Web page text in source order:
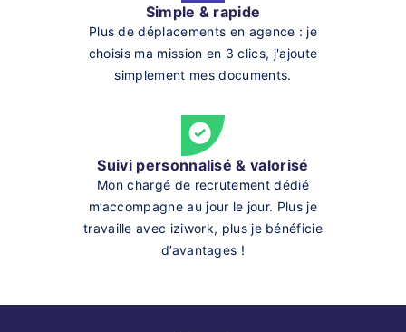
Simple & rapide
Plus de déplacements en agence : je
choisis ma mission en 3 clics, j'ajoute
simplement mes documents.
Suivi personnalisé & valorisé
Mon chargé de recrutement dédié
m’accompagne au jour le jour. Plus je
travaille avec iziwork, plus je bénéficie
d’avantages !